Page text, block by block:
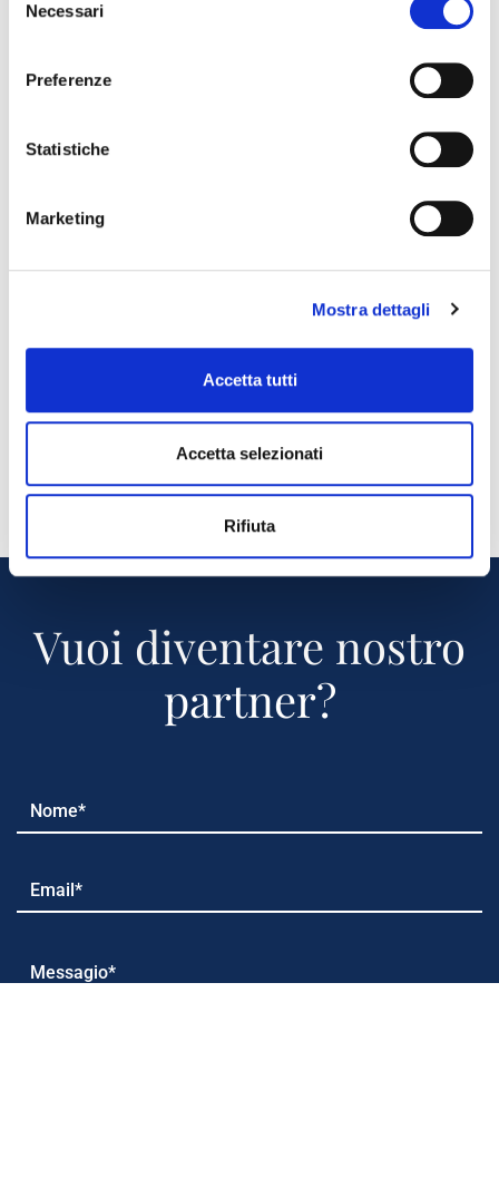
delNecessari
Preferenze
Statistiche
Marketing
Mostra dettagli
Accetta tutti
Accetta selezionati
Rifiuta
Vuoi diventare nostro
partner?